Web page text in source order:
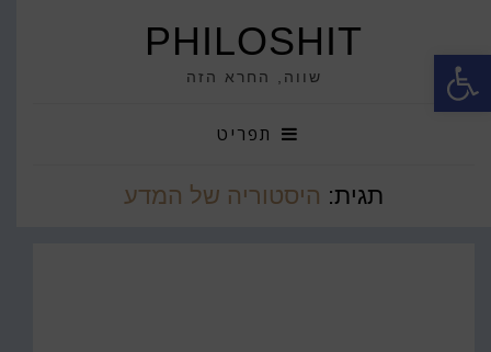
פתח סרגל נגישות PHILOSHIT
שווה, החרא הזה
תפריט
תגית: היסטוריה של המדע